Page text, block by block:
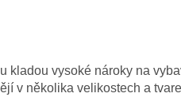
kladou vysoké nároky na
v několika velikostech a